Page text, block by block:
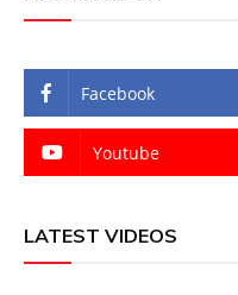
Facebook
Youtube
LATEST VIDEOS